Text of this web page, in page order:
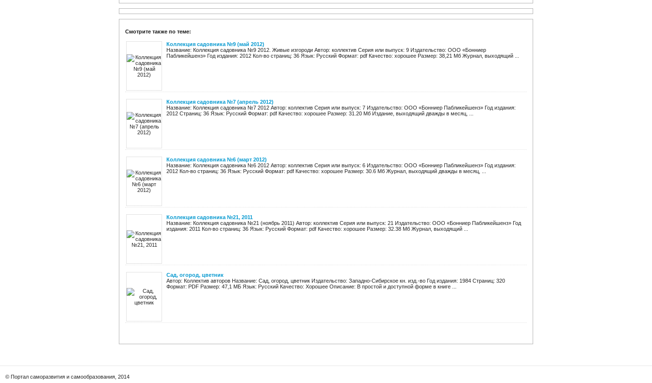
Смотрите также по теме:
Коллекция садовника №9 (май 2012)
Название: Коллекция садовника №9 2012. Живые изгороди Автор: коллектив Серия или выпуск: 9 Издательство: ООО «Бонниер
Пабликейшенз» Год издания: 2012 Кол-во страниц: 36 Язык: Русский Формат: pdf Качество: хорошее Размер: 38,21 Мб Журнал, выходящий ...
Коллекция садовника №7 (апрель 2012)
Название: Коллекция садовника №7 2012 Автор: коллектив Серия или выпуск: 7 Издательство: ООО «Бонниер Пабликейшенз» Год издания:
2012 Страниц: 36 Язык: Русский Формат: pdf Качество: хорошее Размер: 31.20 Мб Издание, выходящий дважды в месяц, ...
Коллекция садовника №6 (март 2012)
Название: Коллекция садовника №6 2012 Автор: коллектив Серия или выпуск: 6 Издательство: ООО «Бонниер Пабликейшенз» Год издания:
2012 Кол-во страниц: 36 Язык: Русский Формат: pdf Качество: хорошее Размер: 30.6 Мб Журнал, выходящий дважды в месяц, ...
Коллекция садовника №21, 2011
Название: Коллекция садовника №21 (ноябрь 2011) Автор: коллектив Серия или выпуск: 21 Издательство: ООО «Бонниер Пабликейшенз» Год
издания: 2011 Кол-во страниц: 36 Язык: Русский Формат: pdf Качество: хорошее Размер: 32.38 Мб Журнал, выходящий ...
Сад, огород, цветник
Автор: Коллектив авторов Название: Сад, огород, цветник Издательство: Западно-Сибирское кн. изд.-во Год издания: 1984 Страниц: 320
Формат: PDF Размер: 47,1 МБ Язык: Русский Качество: Хорошее Описание: В простой и доступной форме в книге ...
© Портал саморазвития и самообразования, 2014